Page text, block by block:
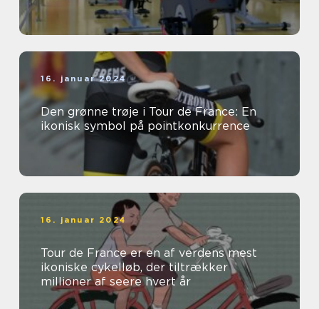
16. januar 2024
Den grønne trøje i Tour de France: En
ikonisk symbol på pointkonkurrence
16. januar 2024
Tour de France er en af verdens mest
ikoniske cykelløb, der tiltrækker
millioner af seere hvert år